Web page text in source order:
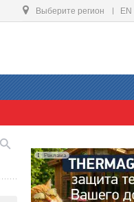
Выберите регион EN
Реклама